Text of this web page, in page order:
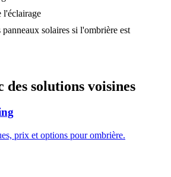
l'éclairage
panneaux solaires si l'ombrière est
des solutions voisines
prix et options pourombrière.